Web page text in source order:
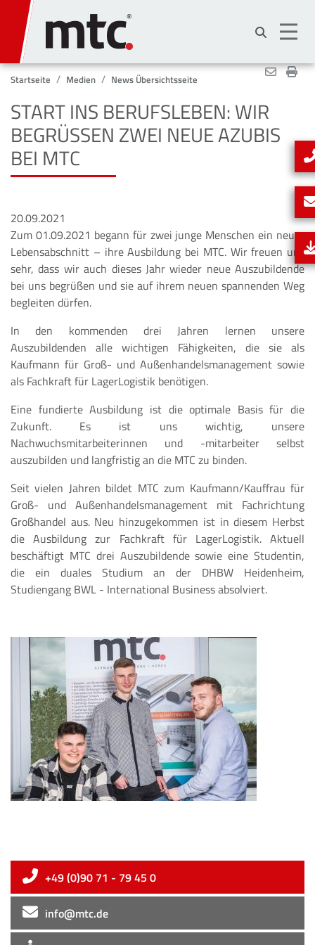
Startseite Medien News Übersichtsseite
START INS BERUFSLEBEN: WIR
BEGRÜSSEN ZWEI NEUE AZUBIS B
EI MTC
20.09.2021
Zum 01.09.2021 begann für zwei junge Menschen ein neuer
Lebensabschnitt – ihre Ausbildung bei MTC. Wir freuen uns
sehr, dass wir auch dieses Jahr wieder neue Auszubildende
bei uns begrüßen und sie auf ihrem neuen spannenden Weg
begleiten dürfen.
In den kommenden drei Jahren lernen unsere
Auszubildenden alle wichtigen Fähigkeiten, die sie als
Kaufmann für Groß- und Außenhandelsmanagement sowie
als Fachkraft für LagerLogistik benötigen.
Eine fundierte Ausbildung ist die optimale Basis für die
Zukunft. Es ist uns wichtig, unsere
Nachwuchsmitarbeiterinnen und -mitarbeiter selbst
auszubilden und langfristig an die MTC zu binden.
Seit vielen Jahren bildet MTC zum Kaufmann/Kauffrau für
Groß- und Außenhandelsmanagement mit Fachrichtung
Großhandel aus. Neu hinzugekommen ist in diesem Herbst
die Ausbildung zur Fachkraft für LagerLogistik. Aktuell
beschäftigt MTC drei Auszubildende sowie eine Studentin,
die ein duales Studium an der DHBW Heidenheim,
Studiengang BWL - International Business absolviert.
+49 (0)90 71 - 79 45 0
info@mtc.de